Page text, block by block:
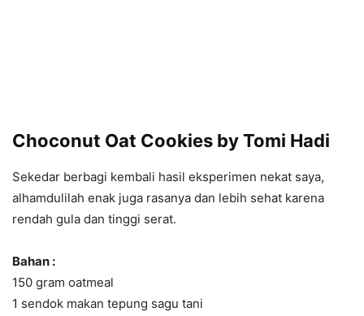
Choconut Oat Cookies by Tomi Hadi
Sekedar berbagi kembali hasil eksperimen nekat saya,
alhamdulilah enak juga rasanya dan lebih sehat karena
rendah gula dan tinggi serat.
Bahan :
150 gram oatmeal
1 sendok makan tepung sagu tani